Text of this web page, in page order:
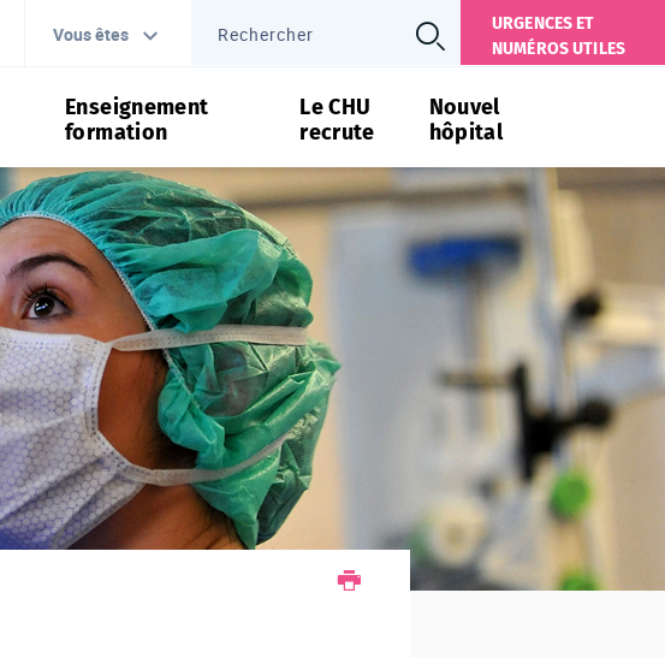
Vous êtes
URGENCES ET
NUMÉROS UTILES
Enseignement
formation
Le CHU
recrute
Nouvel
hôpital